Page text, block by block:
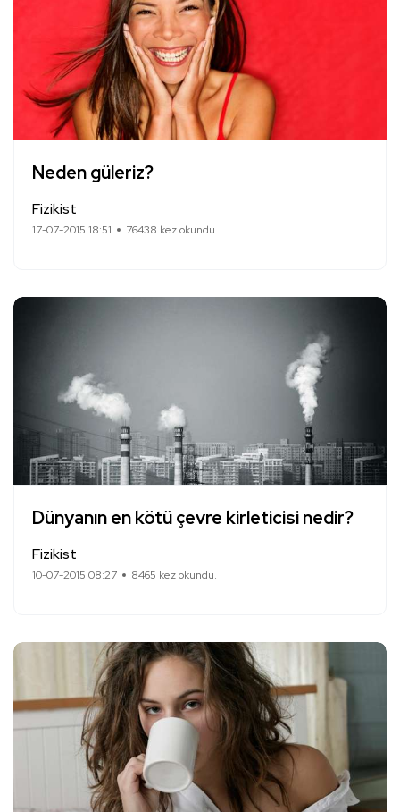
Neden güleriz?
Fizikist
17-07-2015 18:51 76438 kez okundu.
Dünyanın en kötü çevre kirleticisi nedir?
Fizikist
10-07-2015 08:27 8465 kez okundu.